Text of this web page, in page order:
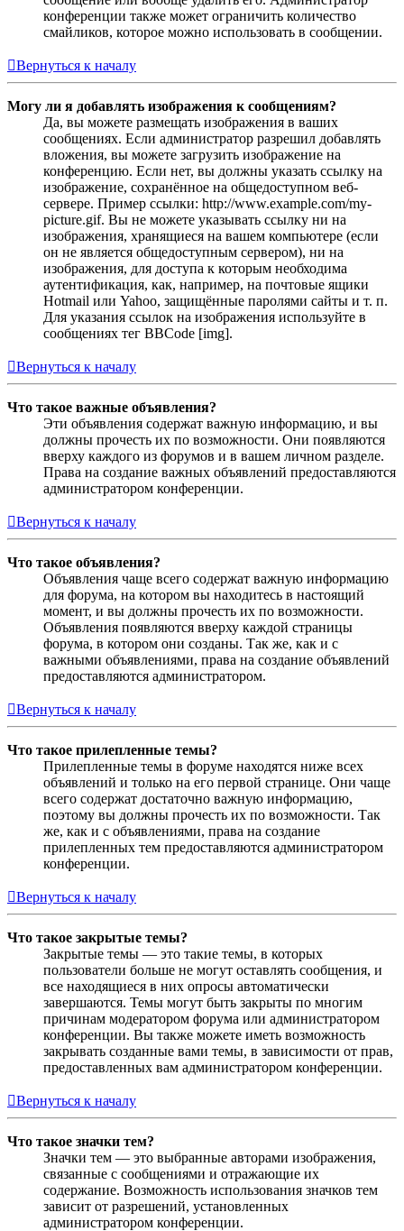
конференции также может ограничить количество
смайликов, которое можно использовать в сообщении.
Вернуться к началу
Могу ли я добавлять изображения к сообщениям?
Да, вы можете размещать изображения в ваших
сообщениях. Если администратор разрешил добавлять
вложения, вы можете загрузить изображение на
конференцию. Если нет, вы должны указать ссылку на
изображение, сохранённое на общедоступном веб-
сервере. Пример ссылки: http://www.example.com/my-
picture.gif. Вы не можете указывать ссылку ни на
изображения, хранящиеся на вашем компьютере (если
он не является общедоступным сервером), ни на
изображения, для доступа к которым необходима
аутентификация, как, например, на почтовые ящики
Hotmail или Yahoo, защищённые паролями сайты и т. п.
Для указания ссылок на изображения используйте в
сообщениях тег BBCode [img].
Вернуться к началу
Что такое важные объявления?
Эти объявления содержат важную информацию, и вы
должны прочесть их по возможности. Они появляются
вверху каждого из форумов и в вашем личном разделе.
Права на создание важных объявлений предоставляются
администратором конференции.
Вернуться к началу
Что такое объявления?
Объявления чаще всего содержат важную информацию
для форума, на котором вы находитесь в настоящий
момент, и вы должны прочесть их по возможности.
Объявления появляются вверху каждой страницы
форума, в котором они созданы. Так же, как и с
важными объявлениями, права на создание объявлений
предоставляются администратором.
Вернуться к началу
Что такое прилепленные темы?
Прилепленные темы в форуме находятся ниже всех
объявлений и только на его первой странице. Они чаще
всего содержат достаточно важную информацию,
поэтому вы должны прочесть их по возможности. Так
же, как и с объявлениями, права на создание
прилепленных тем предоставляются администратором
конференции.
Вернуться к началу
Что такое закрытые темы?
Закрытые темы — это такие темы, в которых
пользователи больше не могут оставлять сообщения, и
все находящиеся в них опросы автоматически
завершаются. Темы могут быть закрыты по многим
причинам модератором форума или администратором
конференции. Вы также можете иметь возможность
закрывать созданные вами темы, в зависимости от прав,
предоставленных вам администратором конференции.
Вернуться к началу
Что такое значки тем?
Значки тем — это выбранные авторами изображения,
связанные с сообщениями и отражающие их
содержание. Возможность использования значков тем
зависит от разрешений, установленных
администратором конференции.